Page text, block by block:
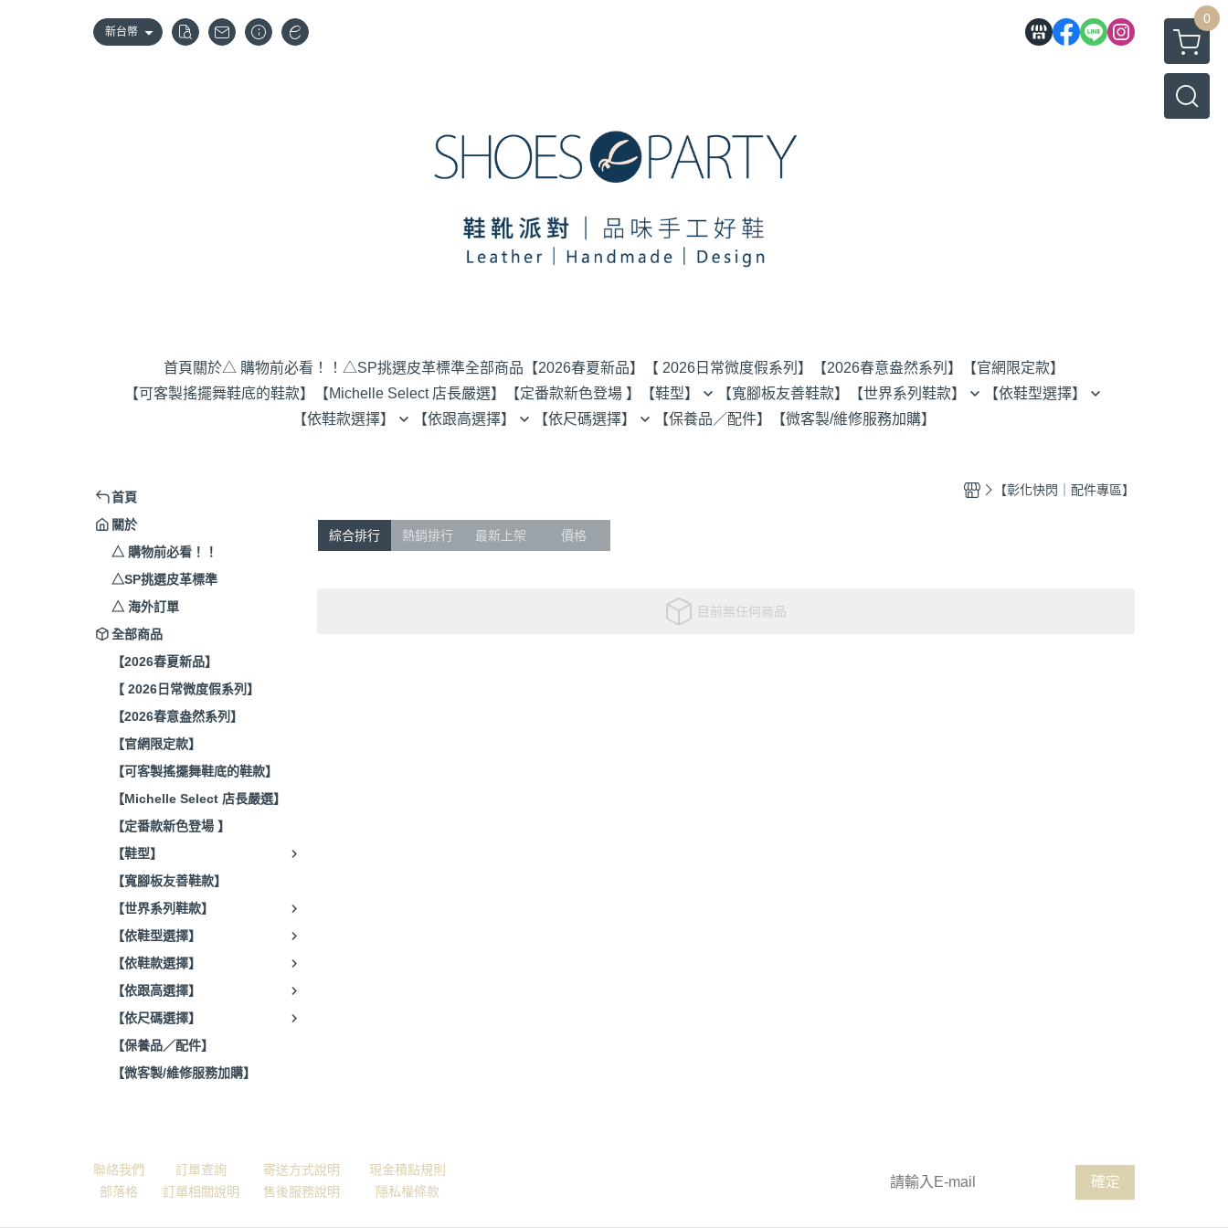
新台幣
0
首頁 關於△ 購物前必看！！ △SP挑選皮革標準全部商品 【2026春夏新品】 【 2026日常微度假系列】 【2026春意盎然系列】
【官網限定款】
【可客製搖擺舞鞋底的鞋款】
【Michelle Select 店長嚴選】 【定番款新色登場 】 【鞋型】
歐貝拉
樂福鞋
【寬腳板友善鞋款】 【世界系列鞋款】 【依鞋型選擇】
圓頭
【依鞋款選擇】
踝靴／短靴 / 長靴
【依跟高選擇】 【依尺碼選擇】 【保養品／配件】 【微客製/維修服務加購】
首頁
關於
△ 購物前必看！！
△SP挑選皮革標準
△ 海外訂單
全部商品
【2026春夏新品】
【 2026日常微度假系列】
【2026春意盎然系列】
【官網限定款】
【可客製搖擺舞鞋底的鞋款】
【Michelle Select 店長嚴選】
【定番款新色登場 】
【鞋型】
【寬腳板友善鞋款】
【世界系列鞋款】
【依鞋型選擇】
【依鞋款選擇】
【依跟高選擇】
【依尺碼選擇】
【保養品／配件】
【微客製/維修服務加購】
【彰化快閃｜配件專區】
綜合排行 熱銷排行 最新上架 價格
目前無任何商品
聯絡我們
部落格
訂單查詢
訂單相關說明
寄送方式說明
售後服務說明
現金積點規則
隱私權條款
確定